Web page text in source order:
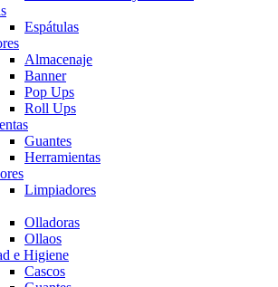
Espátulas
Almacenaje
Banner
Pop Ups
Roll Ups
Guantes
Herramientas
Limpiadores
Olladoras
Ollaos
e Higiene
Cascos